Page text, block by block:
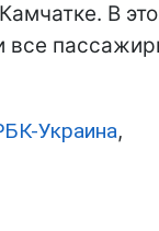
В
все
Украина,